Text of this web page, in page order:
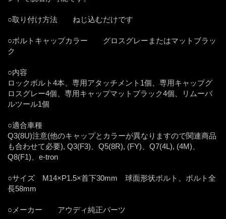
○取り付け方法 ねじ込むだけです
○ボルトキャップカラー グロスグレーまたはマットブラッ
ク
○内容
ロックボルト4本、専用アタッチメント1個、専用キャップグ
ロスグレー4個、専用キャップマットブラック4個、リムーバ
ルツール1個
○適合車種
Q3(8U)注意(他のキャップとカラーが異なりますので関連商品
も合わせて必要), Q3(F3)、Q5(8R), (FY)、Q7(4L), (4M)、
Q8(F1)、e-tron
○サイズ M14×P1.5×首下30mm 球面形状ボルト、ボルト全
長58mm
○メーカー アウディ純正パーツ